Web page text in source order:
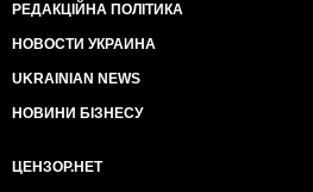
РЕДАКЦІЙНА ПОЛІТИКА
НОВОСТИ УКРАИНА
UKRAINIAN NEWS
НОВИНИ БІЗНЕСУ
ЦЕНЗОР.НЕТ